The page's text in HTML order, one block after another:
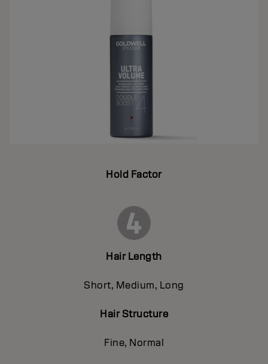
Hold Factor
Hair Length
Short, Medium, Long
Hair Structure
Fine, Normal